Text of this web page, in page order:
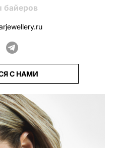
байеров
С НАМИ